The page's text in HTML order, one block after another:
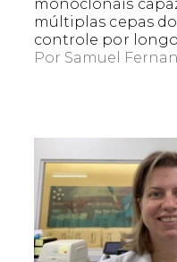
monoclonais
múltiplas cepas
controle por
Por Samuel